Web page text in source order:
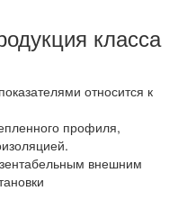
класса
относится к
профиля,
внешним